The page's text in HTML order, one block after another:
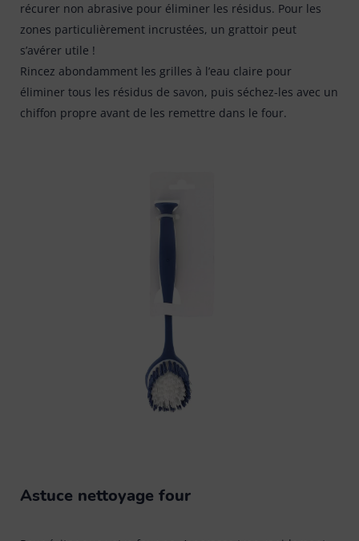
récurer non abrasive pour éliminer les résidus. Pour les
zones particulièrement incrustées, un grattoir peut
s’avérer utile !
Rincez abondamment les grilles à l’eau claire pour
éliminer tous les résidus de savon, puis séchez-les avec un
chiffon propre avant de les remettre dans le four.
Astuce nettoyage four